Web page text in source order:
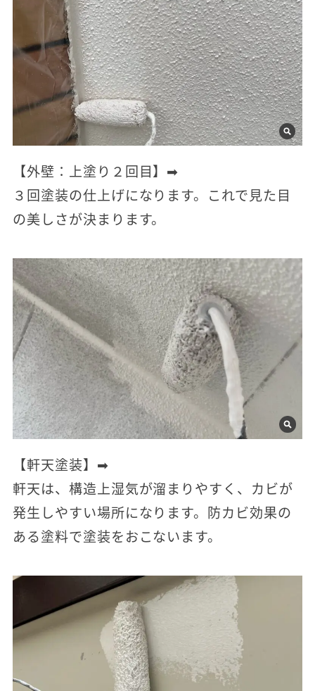
【外壁：上塗り２回目】➡
３回塗装の仕上げになります。これで見た目
の美しさが決まります。
【軒天塗装】➡
軒天は、構造上湿気が溜まりやすく、カビが
発生しやすい場所になります。防カビ効果の
ある塗料で塗装をおこないます。